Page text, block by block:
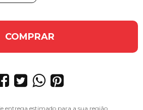
COMPRAR